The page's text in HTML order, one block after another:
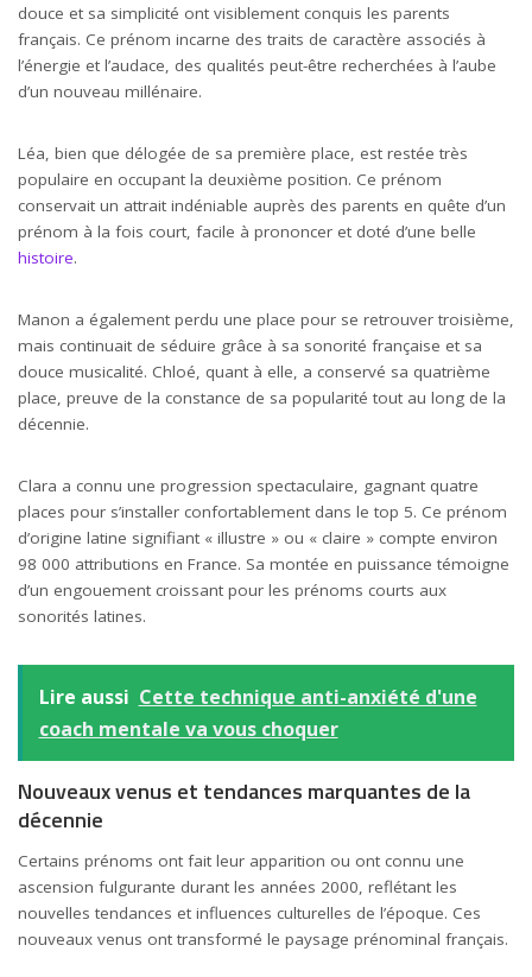
douce et sa simplicité ont visiblement conquis les parents
français. Ce prénom incarne des traits de caractère associés à
l’énergie et l’audace, des qualités peut-être recherchées à l’aube
d’un nouveau millénaire.
Léa, bien que délogée de sa première place, est restée très
populaire en occupant la deuxième position. Ce prénom
conservait un attrait indéniable auprès des parents en quête d’un
prénom à la fois court, facile à prononcer et doté d’une belle
histoire.
Manon a également perdu une place pour se retrouver troisième,
mais continuait de séduire grâce à sa sonorité française et sa
douce musicalité. Chloé, quant à elle, a conservé sa quatrième
place, preuve de la constance de sa popularité tout au long de la
décennie.
Clara a connu une progression spectaculaire, gagnant quatre
places pour s’installer confortablement dans le top 5. Ce prénom
d’origine latine signifiant « illustre » ou « claire » compte environ
98 000 attributions en France. Sa montée en puissance témoigne
d’un engouement croissant pour les prénoms courts aux
sonorités latines.
Lire aussi Cette technique anti-anxiété d'une
coach mentale va vous choquer
Nouveaux venus et tendances marquantes de la
décennie
Certains prénoms ont fait leur apparition ou ont connu une
ascension fulgurante durant les années 2000, reflétant les
nouvelles tendances et influences culturelles de l’époque. Ces
nouveaux venus ont transformé le paysage prénominal français.